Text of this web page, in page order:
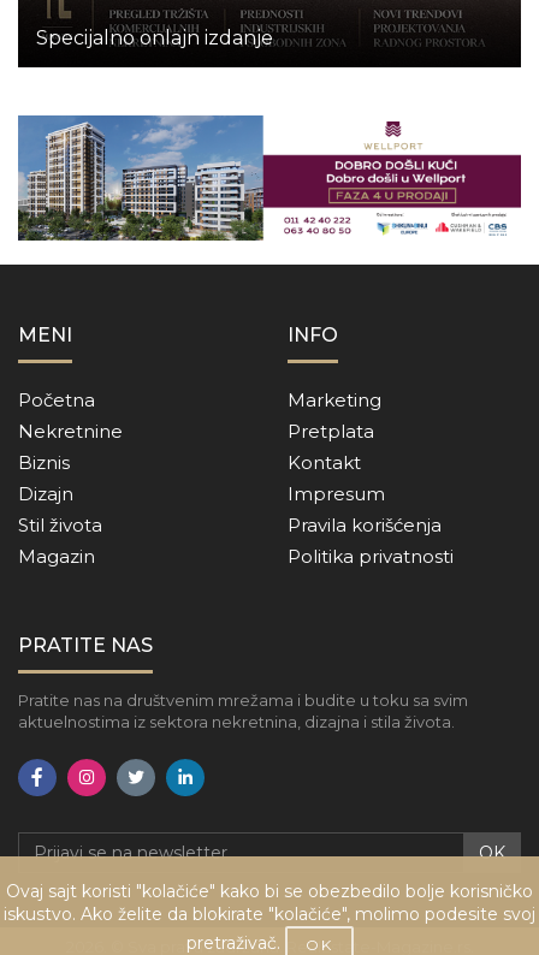
Specijalno onlajn izdanje
MENI
Početna
Nekretnine
Biznis
Dizajn
Stil života
Magazin
INFO
Marketing
Pretplata
Kontakt
Impresum
Pravila korišćenja
Politika privatnosti
PRATITE NAS
Pratite nas na društvenim mrežama i budite u toku sa svim
aktuelnostima iz sektora nekretnina, dizajna i stila života.
OK
2026. © Sva prava zadržana. RealEstate-Magazine.rs.
Ovaj sajt koristi "kolačiće" kako bi se obezbedilo bolje korisničko
iskustvo. Ako želite da blokirate "kolačiće", molimo podesite svoj
pretraživač.
OK